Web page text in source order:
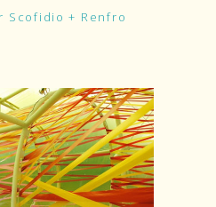
Scofidio + Renfro